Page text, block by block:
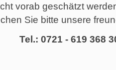
vorab geschätzt
Sie bitte unsere
Tel.: 0721 - 619 368